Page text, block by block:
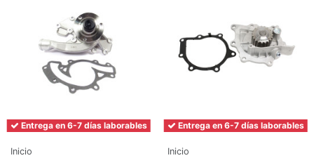
Entrega en 6-7 días laborables
Inicio
Entrega en 6-7 días laborables
Inicio